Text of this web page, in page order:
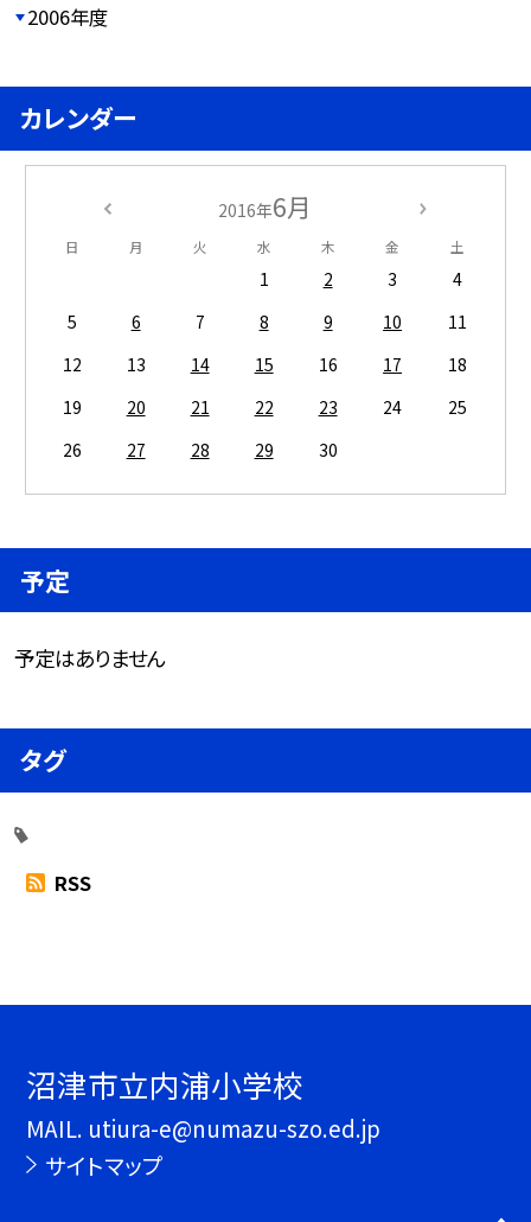
2006年度
カレンダー
2016年6月
日 月 火 水 木 金 土
1 2 3
4
5
6 7 8 9 10
11
12
13 14 15 16 17
18
19
20 21 22 23 24
25
26
27 28 29 30
予定
予定はありません
タグ
RSS
沼津市立内浦小学校
MAIL. utiura-e@numazu-szo.ed.jp
サイトマップ